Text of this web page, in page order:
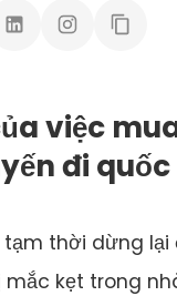
việc
đi quốc
tạm thời dừng lại
mắc kẹt trong